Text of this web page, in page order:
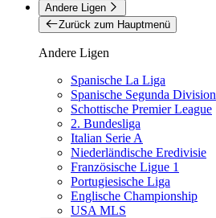
Andere Ligen
Zurück zum Hauptmenü
Andere Ligen
Spanische La Liga
Spanische Segunda Division
Schottische Premier League
2. Bundesliga
Italian Serie A
Niederländische Eredivisie
Französische Ligue 1
Portugiesische Liga
Englische Championship
USA MLS